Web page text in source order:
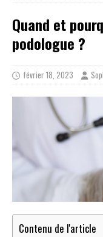
Quand et
podologue ?
février 18, 2023
Contenu de l'article